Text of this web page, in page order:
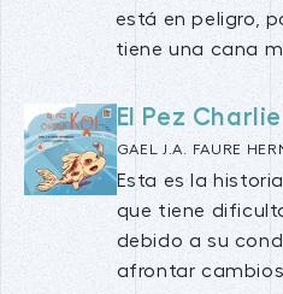
está en peligro,
tiene una cana
El Pez
GAEL J.A. FAURE
Esta es la
que tiene
debido a su
afrontar